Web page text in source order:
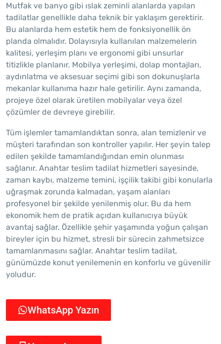
Mutfak ve banyo gibi ıslak zeminli alanlarda yapılan
tadilatlar genellikle daha teknik bir yaklaşım gerektirir.
Bu alanlarda hem estetik hem de fonksiyonellik ön
planda olmalıdır. Dolayısıyla kullanılan malzemelerin
kalitesi, yerleşim planı ve ergonomi gibi unsurlar
titizlikle planlanır. Mobilya yerleşimi, dolap montajları,
aydınlatma ve aksesuar seçimi gibi son dokunuşlarla
mekanlar kullanıma hazır hale getirilir. Aynı zamanda,
projeye özel olarak üretilen mobilyalar veya özel
çözümler de devreye girebilir.
Tüm işlemler tamamlandıktan sonra, alan temizlenir ve
müşteri tarafından son kontroller yapılır. Her şeyin talep
edilen şekilde tamamlandığından emin olunması
sağlanır. Anahtar teslim tadilat hizmetleri sayesinde,
zaman kaybı, malzeme temini, işçilik takibi gibi konularla
uğraşmak zorunda kalmadan, yaşam alanları
profesyonel bir şekilde yenilenmiş olur. Bu da hem
ekonomik hem de pratik açıdan kullanıcıya büyük
avantaj sağlar. Özellikle şehir yaşamında yoğun çalışan
bireyler için bu hizmet, stresli bir sürecin zahmetsizce
tamamlanmasını sağlar. Anahtar teslim tadilat,
günümüzde konut yenilemenin en konforlu ve güvenilir
yoludur.
WhatsApp Yazın